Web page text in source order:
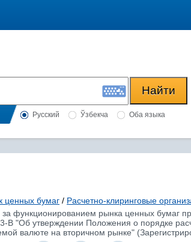
Русский Ўзбекча Оба языка
ценных бумаг / Расчетно-клиринговые
функционированием рынка ценных бумаг
"Об утверждении Положения о порядке
валюте на вторичном рынке"